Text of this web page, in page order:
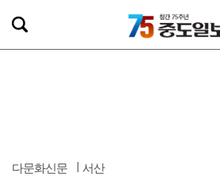
다문화신문 서산